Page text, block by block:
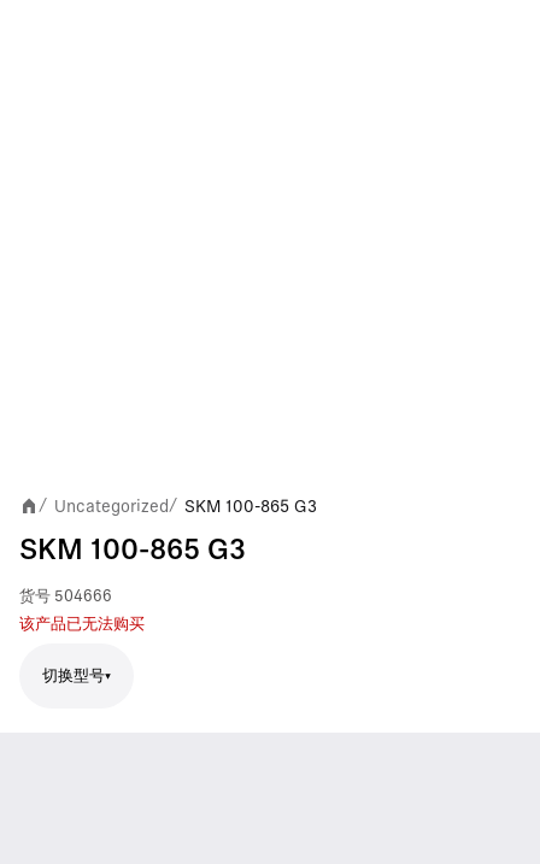
/ Uncategorized / SKM 100-865 G3
SKM 100-865 G3
货号 504666
该产品已无法购买
切换型号